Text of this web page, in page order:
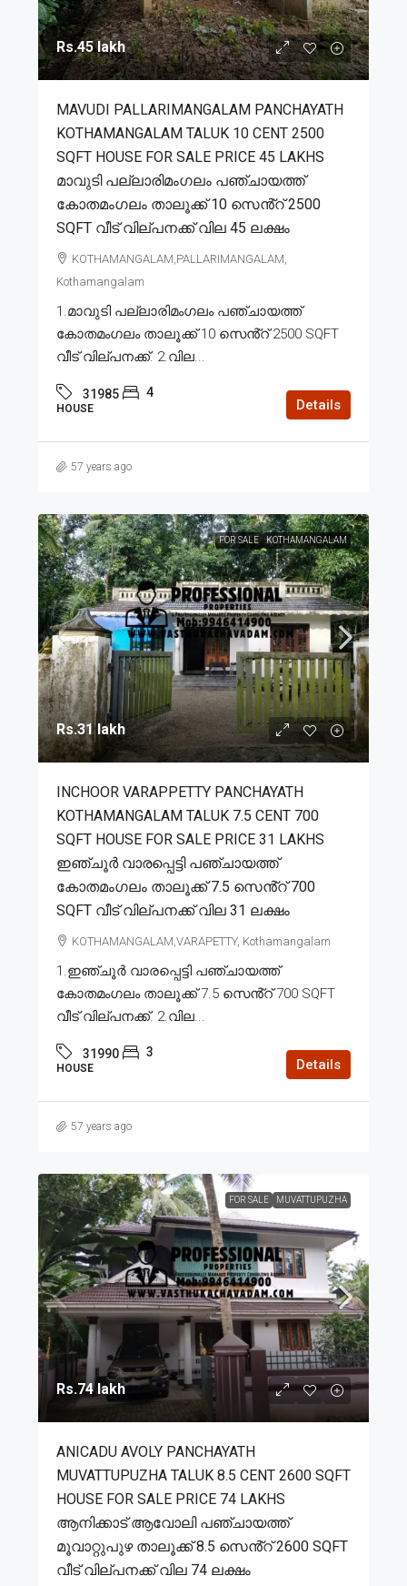
Rs.45 lakh
MAVUDI PALLARIMANGALAM PANCHAYATH
KOTHAMANGALAM TALUK 10 CENT 2500
SQFT HOUSE FOR SALE PRICE 45 LAKHS
മാവുടി പല്ലാരിമംഗലം പഞ്ചായത്ത്
കോതമംഗലം താലൂക്ക് 10 സെൻ്റ് 2500
SQFT വീട് വില്പനക്ക് വില 45 ലക്ഷം
KOTHAMANGALAM,PALLARIMANGALAM,
Kothamangalam
1.മാവുടി പല്ലാരിമംഗലം പഞ്ചായത്ത്
കോതമംഗലം താലൂക്ക് 10 സെൻ്റ് 2500 SQFT
വീട് വില്പനക്ക്. 2.വില...
31985 4
HOUSE Details
57 years ago
FOR SALE KOTHAMANGALAM
Rs.31 lakh
INCHOOR VARAPPETTY PANCHAYATH
KOTHAMANGALAM TALUK 7.5 CENT 700
SQFT HOUSE FOR SALE PRICE 31 LAKHS
ഇഞ്ചൂർ വാരപ്പെട്ടി പഞ്ചായത്ത്
കോതമംഗലം താലൂക്ക് 7.5 സെൻ്റ് 700
SQFT വീട് വില്പനക്ക് വില 31 ലക്ഷം
KOTHAMANGALAM,VARAPETTY, Kothamangalam
1.ഇഞ്ചൂർ വാരപ്പെട്ടി പഞ്ചായത്ത്
കോതമംഗലം താലൂക്ക് 7.5 സെൻ്റ് 700 SQFT
വീട് വില്പനക്ക്. 2.വില...
31990 3
HOUSE Details
57 years ago
FOR SALE MUVATTUPUZHA
Rs.74 lakh
ANICADU AVOLY PANCHAYATH
MUVATTUPUZHA TALUK 8.5 CENT 2600 SQFT
HOUSE FOR SALE PRICE 74 LAKHS
ആനിക്കാട് ആവോലി പഞ്ചായത്ത്
മൂവാറ്റുപുഴ താലൂക്ക് 8.5 സെൻ്റ് 2600 SQFT
വീട് വില്പനക്ക് വില 74 ലക്ഷം